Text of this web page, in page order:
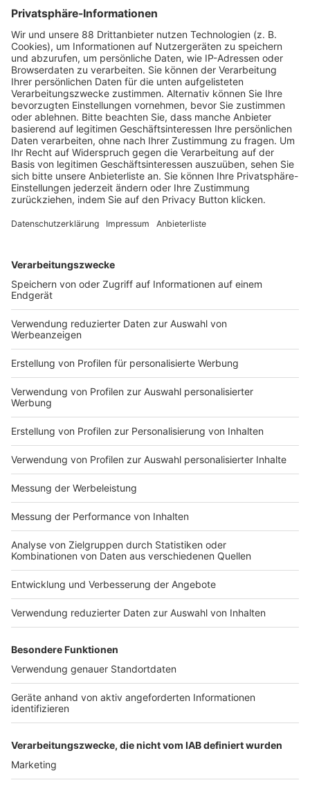
Proofpoint
Auf Social Media teilen
BECOME AN AWS HERO! | PO
WERED BY DIGICOMP
KONTAKT UND IMPRESSUM
AGB
DATENSCHUTZ
MEDIADATEN BRIEFING (PDF)
MEDIADATEN PRINT (PDF)
MEDIADATEN NEWS-WEBSITE (PDF)
ALLE COMPUTERWORLD BRIEFINGS
STELLENMARKT
COOKIE-MANAGER
Computerworld Newsletter
JETZT ABONNIEREN